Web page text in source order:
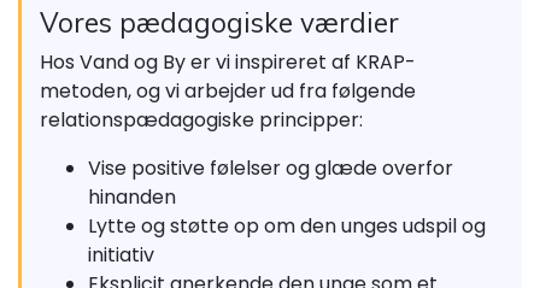
Vores pædagogiske værdier
Hos Vand og By er vi inspireret af KRAP-
metoden, og vi arbejder ud fra følgende
relationspædagogiske principper:
Vise positive følelser og glæde overfor
hinanden
Lytte og støtte op om den unges udspil og
initiativ